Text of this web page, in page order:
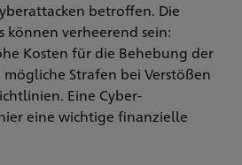
betroffen. Die
können verheerend sein:
Kosten für die Behebung der
Strafen bei Verstößen
Eine Cyber-
eine wichtige finanzielle